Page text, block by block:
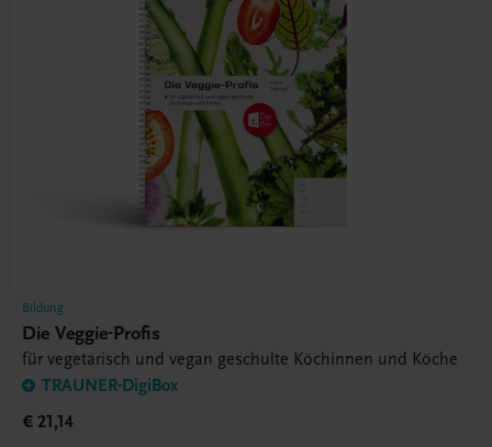
Bildung
Die Veggie-Profis
für vegetarisch und vegan geschulte Köchinnen und Köche
TRAUNER-DigiBox
€ 21,14